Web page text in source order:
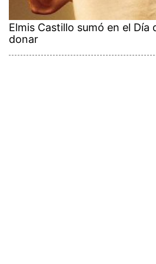
Elmis Castillo sumó en el Día
donar